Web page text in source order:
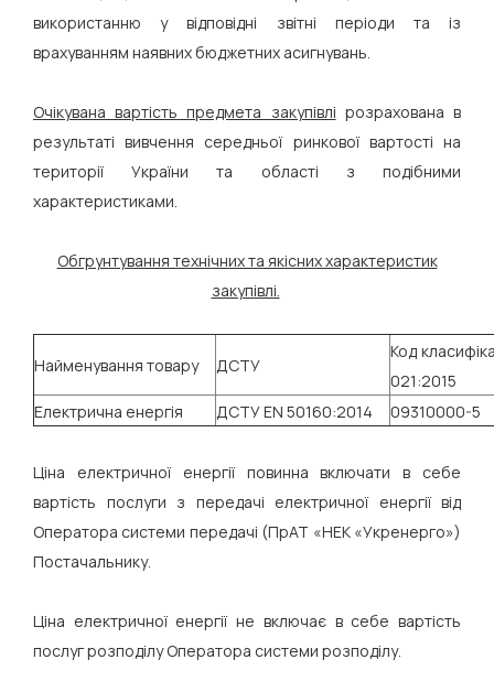
використанню у відповідні звітні періоди та із
врахуванням наявних бюджетних асигнувань.
Очікувана вартість предмета закупівлі розрахована в
результаті вивчення середньої ринкової вартості на
території України та області з подібними
характеристиками.
Обгрунтування технічних та якісних характеристик
закупівлі.
Найменування товару ДСТУ
Код
021:2015
Електрична енергія
ДСТУ EN 50160:2014 09310000-5
Ціна електричної енергії повинна включати в себе
вартість послуги з передачі електричної енергії від
Оператора системи передачі (ПрАТ «НЕК «Укренерго»)
Постачальнику.
Ціна електричної енергії не включає в себе вартість
послуг розподілу Оператора системи розподілу.